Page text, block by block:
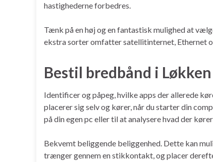
hastighederne forbedres.
Tænk på en høj og en fantastisk mulighed at
ekstra sorter omfatter satellitinternet, Ethernet
Bestil bredbånd i Løkken
Identificer og påpeg, hvilke apps der allerede
placerer sig selv og kører, når du starter din
på din egen pc eller til at analysere hvad der
Bekvemt beliggende beliggenhed. Dette kan
trænger gennem en stikkontakt, og placer